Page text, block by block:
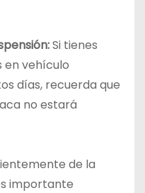
Si tienes
en vehículo
días, recuerda que
no estará
de la
importante